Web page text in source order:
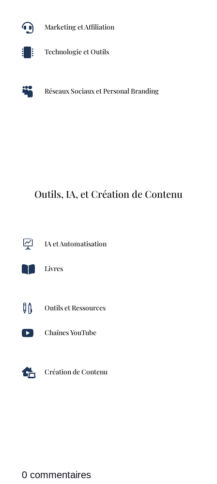
 Marketing et Affiliation
 Technologie et Outils
 Réseaux Sociaux et Personal Branding
Outils, IA, et Création de Contenu
 IA et Automatisation
 Livres
 Outils et Ressources
 Chaînes YouTube
 Création de Contenu
0 commentaires